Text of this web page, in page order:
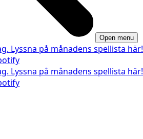
Open menu
Lyssna på månadens spellista här!
Lyssna på månadens spellista här!